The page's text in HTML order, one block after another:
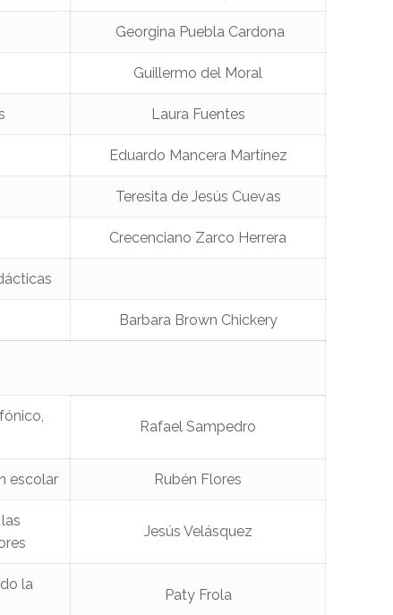
Georgina Puebla Cardona
Guillermo del Moral
Laura Fuentes
Eduardo Mancera Martínez
Teresita de Jesús Cuevas
Crecenciano Zarco Herrera
Barbara Brown Chickery
Rafael Sampedro
escolar Rubén Flores
Jesús Velásquez
la
Paty Frola